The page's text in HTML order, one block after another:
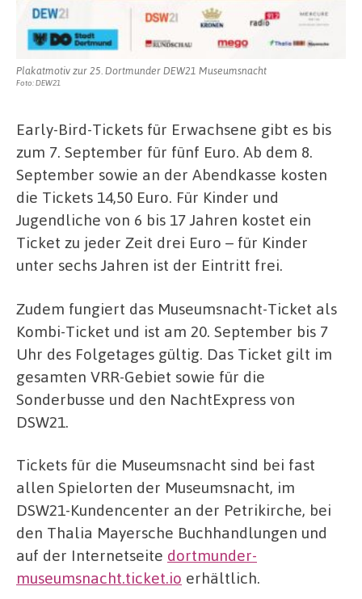
Plakatmotiv zur 25. Dortmunder DEW21 Museumsnacht
Foto: DEW21
Early-Bird-Tickets für Erwachsene gibt es bis
zum 7. September für fünf Euro. Ab dem 8.
September sowie an der Abendkasse kosten
die Tickets 14,50 Euro. Für Kinder und
Jugendliche von 6 bis 17 Jahren kostet ein
Ticket zu jeder Zeit drei Euro – für Kinder
unter sechs Jahren ist der Eintritt frei.
Zudem fungiert das Museumsnacht-Ticket als
Kombi-Ticket und ist am 20. September bis 7
Uhr des Folgetages gültig. Das Ticket gilt im
gesamten VRR-Gebiet sowie für die
Sonderbusse und den NachtExpress von
DSW21.
Tickets für die Museumsnacht sind bei fast
allen Spielorten der Museumsnacht, im
DSW21-Kundencenter an der Petrikirche, bei
den Thalia Mayersche Buchhandlungen und
auf der Internetseite dortmunder-
museumsnacht.ticket.io erhältlich.